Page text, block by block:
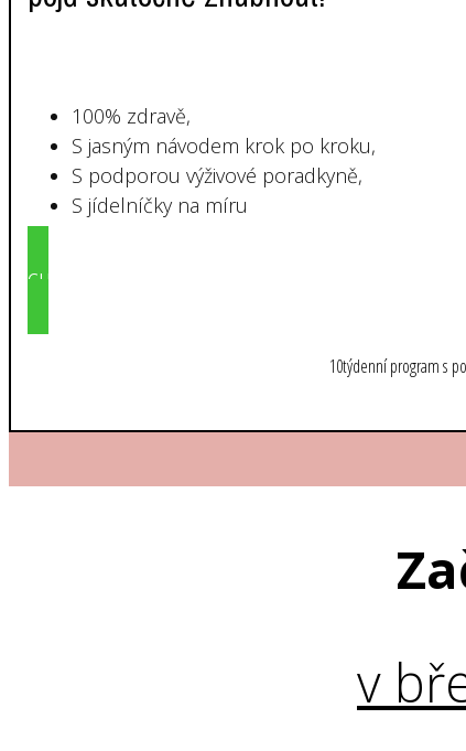
100% zdravě,
S jasným návodem krok po kroku,
S podporou výživové poradkyně,
S jídelníčky na míru
CHCI SE PŘIDAT A ZDRAVĚ ZHUBNOUT
10týdenní program s
v